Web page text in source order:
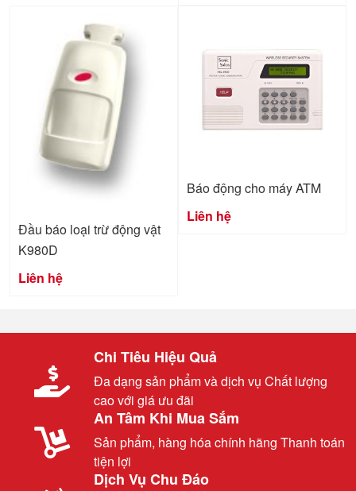
Đầu báo loại trừ động vật
K980D
Liên hệ
Báo động cho máy ATM
Liên hệ
Chi Tiêu Hiệu Quả
Đa dạng sản phẩm và dịch vụ Chất lượng
cao với giá ưu đãi
An Tâm Khi Mua Sắm
Sản phẩm, hàng hóa chính hãng Thanh toán
tiện lợi
Dịch Vụ Chu Đáo